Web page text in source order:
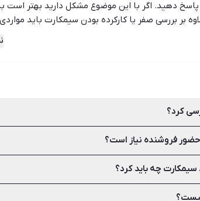
دهید. اگر با این موضوع مشکل دارید بهتر
بر بررسی صفر یا کارکرده بودن سیمکارت باید
را پرداخت کرده است. برخی از مالکین، قبض خط
درخواست تسویه بدهی‌های پیشین شماره‌اش را
کرد؟
کارکرده بودن و پرداخت بدهی پیشین از مهم‌ترین
فروشنده نیاز است؟
دارند نیازی به حضور شخص فروشنده نیست و
چه باید کرد؟